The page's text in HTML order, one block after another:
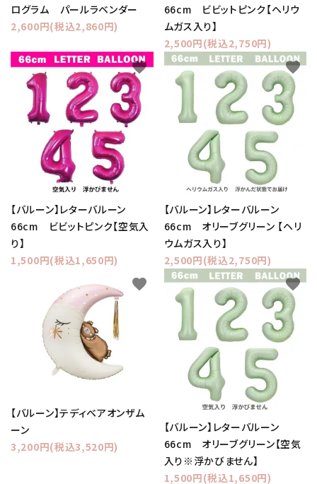
ログラム パールラベンダー
2,600円(税込2,860円)
66cm ビビットピンク【ヘリウ
ムガス入り】
2,500円(税込2,750円)
【バルーン】レターバルーン
66cm ビビットピンク【空気入
り】
1,500円(税込1,650円)
favorite
【バルーン】レターバルーン
66cm オリーブグリーン 【ヘリ
ウムガス入り】
2,500円(税込2,750円)
favorite
【バルーン】テディベアオンザム
ーン
3,200円(税込3,520円)
favorite
【バルーン】レターバルーン
66cm オリーブグリーン【空気
入り※浮かびません】
1,500円(税込1,650円)
favorite